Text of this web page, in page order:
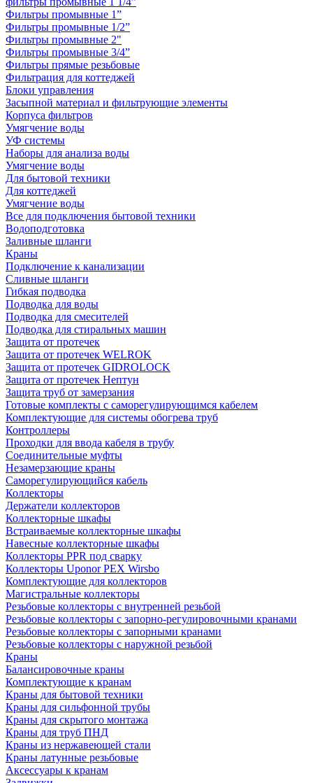
Фильтры промывные 1”
Фильтры промывные 1/2”
Фильтры промывные 2"
Фильтры промывные 3/4”
Фильтры прямые резьбовые
Фильтрация для коттеджей
Блоки управления
Засыпной материал и фильтрующие элементы
Корпуса фильтров
Умягчение воды
УФ системы
Наборы для анализа воды
Умягчение воды
Для бытовой техники
Для коттеджей
Умягчение воды
Все для подключения бытовой техники
Водоподготовка
Заливные шланги
Краны
Подключение к канализации
Сливные шланги
Гибкая подводка
Подводка для воды
Подводка для смесителей
Подводка для стиральных машин
Защита от протечек
Защита от протечек WELROK
Защита от протечек GIDROLOCK
Защита от протечек Нептун
Защита труб от замерзания
Готовые комплекты с саморегулирующимся кабелем
Комплектующие для системы обогрева труб
Контроллеры
Проходки для ввода кабеля в трубу
Соединительные муфты
Незамерзающие краны
Саморегулирующийся кабель
Коллекторы
Держатели коллекторов
Коллекторные шкафы
Встраиваемые коллекторные шкафы
Навесные коллекторные шкафы
Коллекторы PPR под сварку
Коллекторы Uponor PEX Wirsbo
Комплектующие для коллекторов
Магистральные коллекторы
Резьбовые коллекторы с внутренней резьбой
Резьбовые коллекторы с запорно-регулировочными кранами
Резьбовые коллекторы с запорными кранами
Резьбовые коллекторы с наружной резьбой
Краны
Балансировочные краны
Комплектующие к кранам
Краны для бытовой техники
Краны для сильфонной трубы
Краны для скрытого монтажа
Краны для труб ПНД
Краны из нержавеющей стали
Краны латунные резьбовые
Аксессуары к кранам